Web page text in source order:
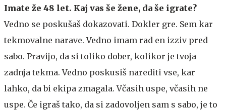
Imate že 48 let. Kaj vas še žene, da še igrate?
Vedno se poskušaš dokazovati. Dokler gre. Sem kar
tekmovalne narave. Vedno imam rad en izziv pred
sabo. Pravijo, da si toliko dober, kolikor je tvoja
zadnja tekma. Vedno poskusiš narediti vse, kar
lahko, da bi ekipa zmagala. Včasih uspe, včasih ne
uspe. Če igraš tako, da si zadovoljen sam s sabo, je to